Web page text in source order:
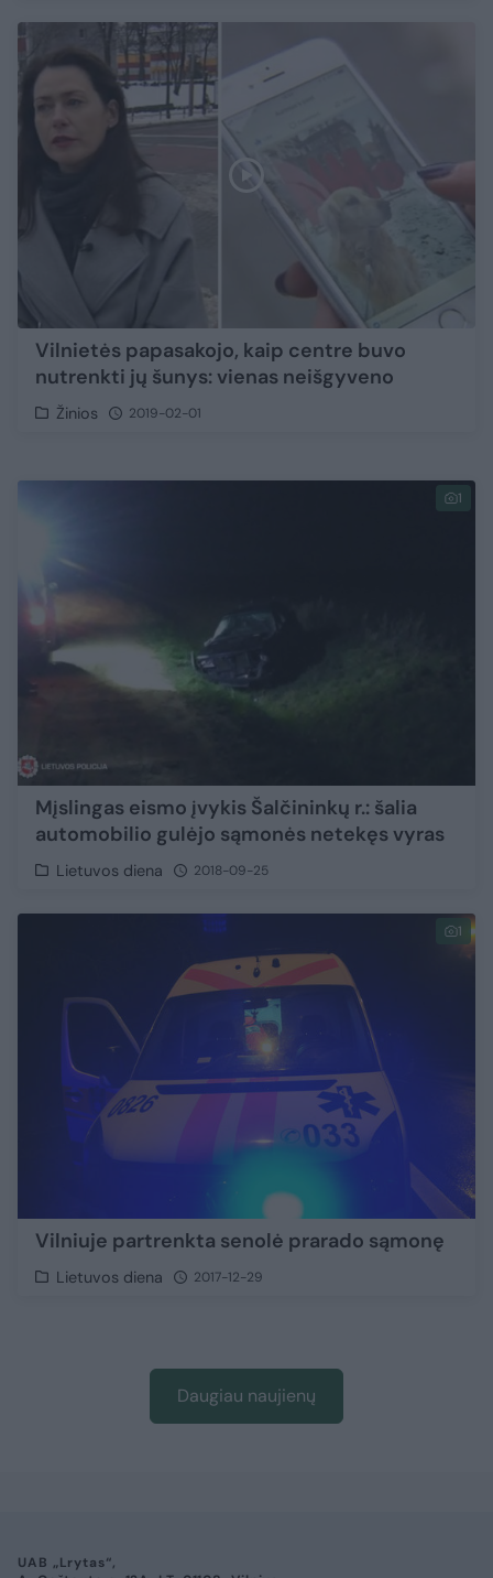
Vilnietės papasakojo, kaip centre buvo
nutrenkti jų šunys: vienas neišgyveno
Žinios 2019-02-01
1
Mįslingas eismo įvykis Šalčininkų r.: šalia
automobilio gulėjo sąmonės netekęs vyras
Lietuvos diena 2018-09-25
1
Vilniuje partrenkta senolė prarado sąmonę
Lietuvos diena 2017-12-29
Daugiau naujienų
UAB „Lrytas“,